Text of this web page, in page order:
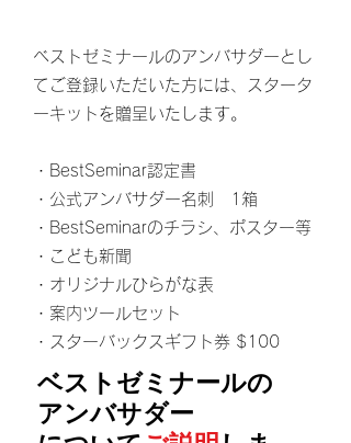
ベストゼミナールのアンバサダーとし
てご登録いただいた方には、スタータ
ーキットを贈呈いたします。
・BestSeminar認定書
・公式アンバサダー名刺 1箱
・BestSeminarのチラシ、ポスター等
・こども新聞
・オリジナルひらがな表
・案内ツールセット
・スターバックスギフト券 $100
ベストゼミナールの
アンバサダー